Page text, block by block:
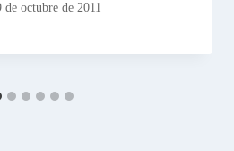
de octubre de 2011